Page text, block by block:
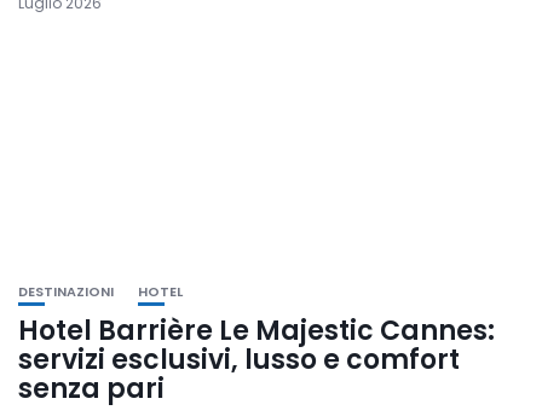
DESTINAZIONI HOTEL
Hotel Barrière Le Majestic Cannes:
servizi esclusivi, lusso e comfort
senza pari